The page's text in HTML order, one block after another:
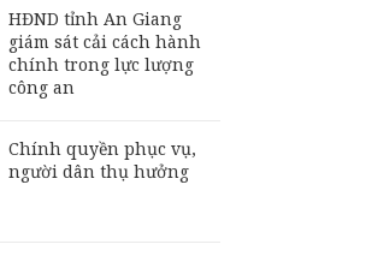
An Giang từ ngày 8
đến 9/8/2026
HĐND tỉnh An Giang
giám sát cải cách hành
chính trong lực lượng
công an
Chính quyền phục vụ,
người dân thụ hưởng